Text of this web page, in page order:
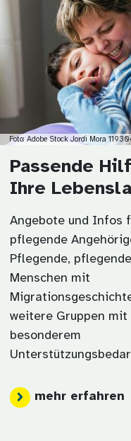
Foto: Adobe Stock Jordi Mora
Passende
Ihre
Angebote und Infos
pflegende
Pflegende,
Menschen mit
weitere Gruppen mit
besonderem
mehr erfahren